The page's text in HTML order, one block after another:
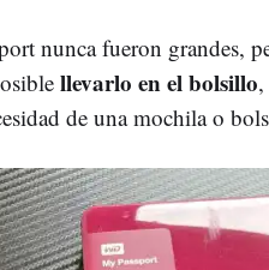
nunca fueron grandes,
llevarlo en el bolsillo
de una mochila o